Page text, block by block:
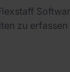
zu